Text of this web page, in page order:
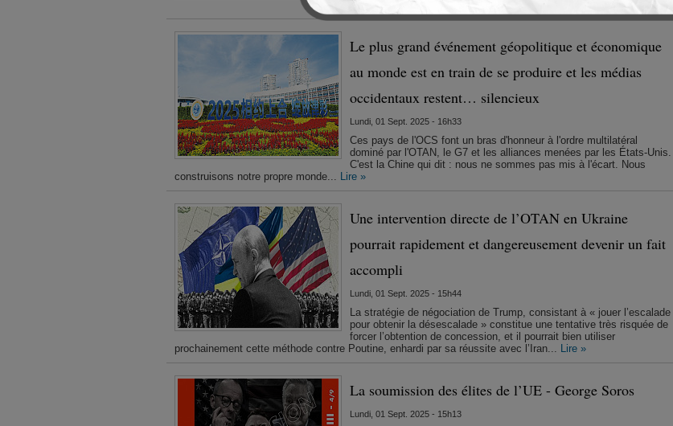
prochaine réunion de l'AGNU...
Le plus grand événement géopolitique et économique
au monde est en train de se produire et les médias
occidentaux restent… silencieux
Lundi, 01 Sept. 2025 - 16h33
Ces pays de l'OCS font un bras d'honneur à l'ordre multilatéral
dominé par l'OTAN, le G7 et les alliances menées par les États-Unis.
C'est la Chine qui dit : nous ne sommes pas mis à l'écart. Nous
construisons notre propre monde... Lire »
Une intervention directe de l’OTAN en Ukraine
pourrait rapidement et dangereusement devenir un fait
accompli
Lundi, 01 Sept. 2025 - 15h44
La stratégie de négociation de Trump, consistant à « jouer l’escalade
pour obtenir la désescalade » constitue une tentative très risquée de
forcer l’obtention de concession, et il pourrait bien utiliser
prochainement cette méthode contre Poutine, enhardi par sa réussite avec l’Iran... Lire »
La soumission des élites de l’UE - George Soros
Lundi, 01 Sept. 2025 - 15h13